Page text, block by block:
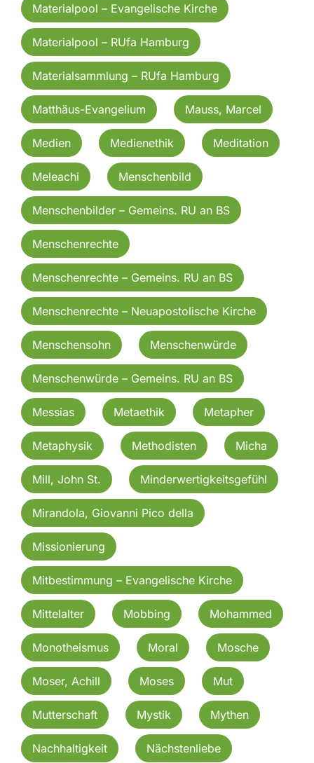
Materialpool – Evangelische Kirche
Materialpool – RUfa Hamburg
Materialsammlung – RUfa Hamburg
Matthäus-Evangelium Mauss, Marcel
Medien Medienethik Meditation
Meleachi Menschenbild
Menschenbilder – Gemeins. RU an BS
Menschenrechte
Menschenrechte – Gemeins. RU an BS
Menschenrechte – Neuapostolische Kirche
Menschensohn Menschenwürde
Menschenwürde – Gemeins. RU an BS
Messias Metaethik Metapher
Metaphysik Methodisten Micha
Mill, John St. Minderwertigkeitsgefühl
Mirandola, Giovanni Pico della
Missionierung
Mitbestimmung – Evangelische Kirche
Mittelalter Mobbing Mohammed
Monotheismus Moral Mosche
Moser, Achill Moses Mut
Mutterschaft Mystik Mythen
Nachhaltigkeit Nächstenliebe